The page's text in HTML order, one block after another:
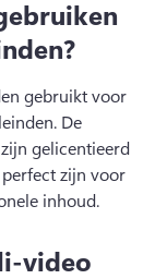
gebruikt voor
De
gelicentieerd
zijn voor
inhoud.
video